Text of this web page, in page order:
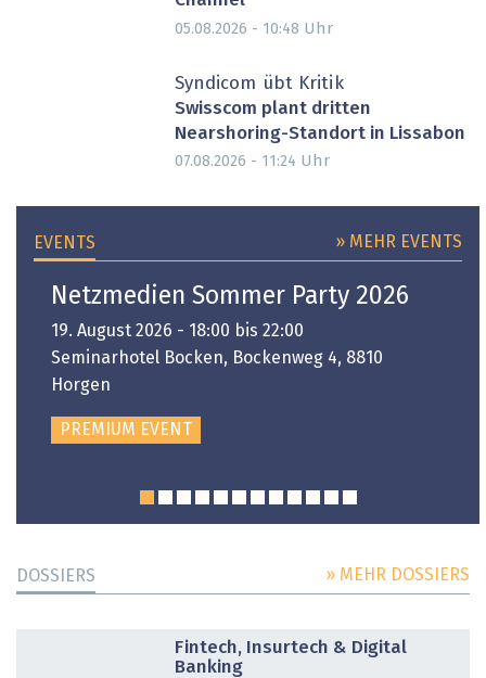
05.08.2026 - 10:48 Uhr
Syndicom übt Kritik
Swisscom plant dritten
Nearshoring-Standort in Lissabon
07.08.2026 - 11:24 Uhr
EVENTS » MEHR EVENTS
Netzmedien Sommer Party 2026
19. August 2026 - 18:00 bis 22:00
Seminarhotel Bocken, Bockenweg 4, 8810
Horgen
PREMIUM EVENT
DOSSIERS » MEHR DOSSIERS
Fintech, Insurtech & Digital
Banking